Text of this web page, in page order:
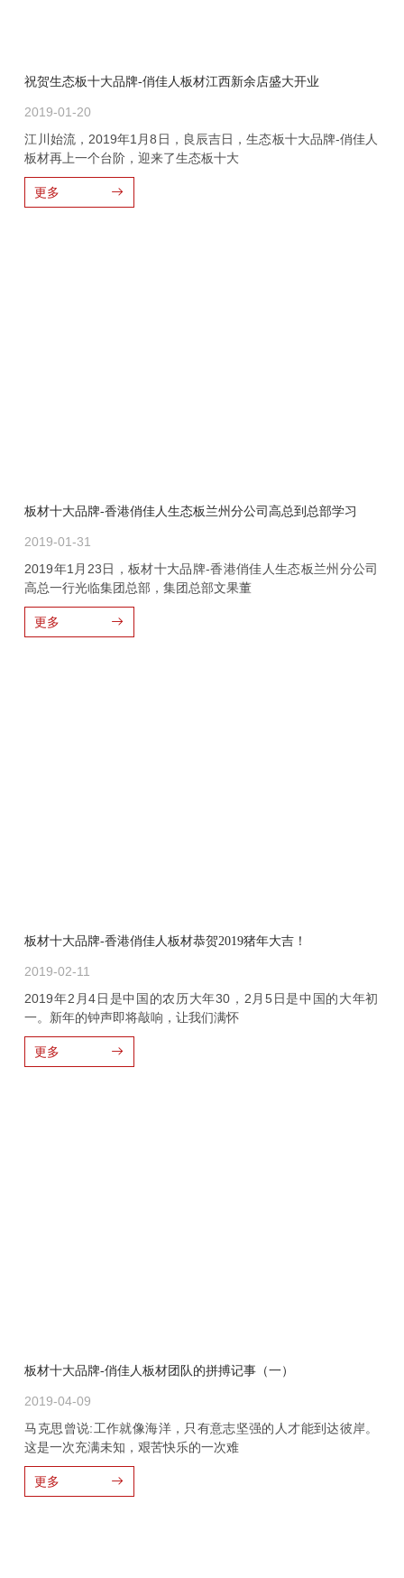
祝贺生态板十大品牌-俏佳人板材江西新余店盛大开业
2019-01-20
江川始流，2019年1月8日，良辰吉日，生态板十大品牌-俏佳人
板材再上一个台阶，迎来了生态板十大
更多
板材十大品牌-香港俏佳人生态板兰州分公司高总到总部学习
2019-01-31
2019年1月23日，板材十大品牌-香港俏佳人生态板兰州分公司
高总一行光临集团总部，集团总部文果董
更多
板材十大品牌-香港俏佳人板材恭贺2019猪年大吉！
2019-02-11
2019年2月4日是中国的农历大年30，2月5日是中国的大年初
一。新年的钟声即将敲响，让我们满怀
更多
板材十大品牌-俏佳人板材团队的拼搏记事（一）
2019-04-09
马克思曾说:工作就像海洋，只有意志坚强的人才能到达彼岸。
这是一次充满未知，艰苦快乐的一次难
更多